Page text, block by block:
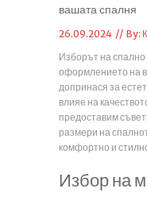
вашата спалня
26.09.2024 // By:
Изборът на спално
оформлението на
допринася за
влияе на
предоставим
размери на
комфортно и
Избор на